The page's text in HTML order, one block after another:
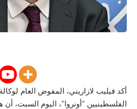
أكد فيليب لازاريني، المفوض العام